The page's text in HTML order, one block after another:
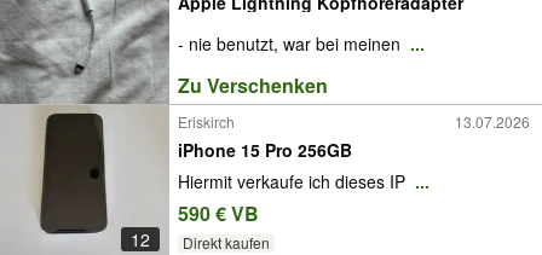
- nie benutzt, war bei meinen ...
Zu Verschenken
12
Eriskirch 13.07.2026
iPhone 15 Pro 256GB
Hiermit verkaufe ich dieses IP ...
590 € VB
Direkt kaufen